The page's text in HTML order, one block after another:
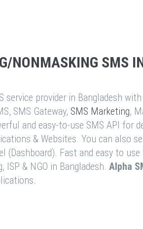
NONMASKING SMS
service provider in Bangladesh
SMS Gateway, SMS Marketing,
and easy-to-use SMS API for
& Websites. You can also
(Dashboard). Fast and easy to
& NGO in Bangladesh. Alpha